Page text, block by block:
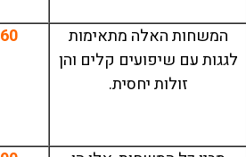
המשחות האלה מתאימות
לגגות עם שיפועים קלים והן
זולות יחסית.
60 – 25 ₪ למ"ר